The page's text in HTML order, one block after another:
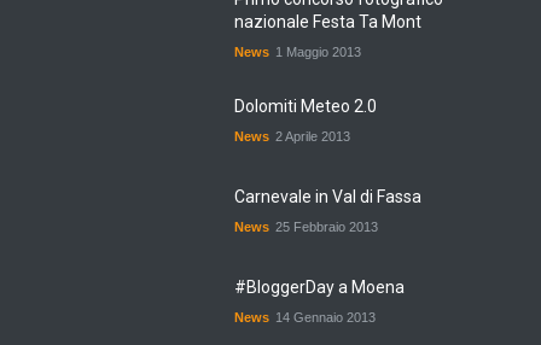
nazionale Festa Ta Mont
News 1 Maggio 2013
Dolomiti Meteo 2.0
News 2 Aprile 2013
Carnevale in Val di Fassa
News 25 Febbraio 2013
#BloggerDay a Moena
News 14 Gennaio 2013